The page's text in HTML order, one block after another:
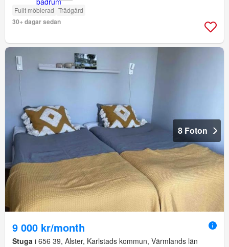
Fullt möblerad Trädgård
30+ dagar sedan
8 Foton
9 000 kr/month
Stuga i 656 39, Alster, Karlstads kommun, Värmlands län